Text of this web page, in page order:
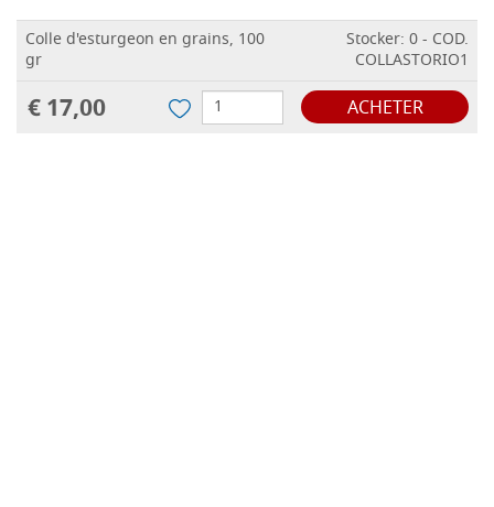
Colle d'esturgeon en grains, 100
gr
Stocker: 0 - COD.
COLLASTORIO1
€ 17,00 ACHETER